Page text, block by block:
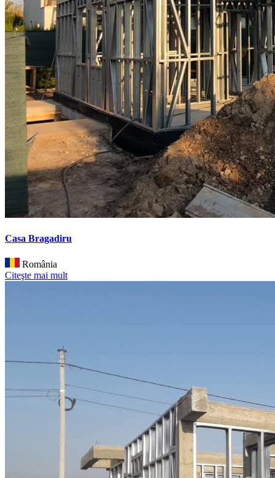
Casa Bragadiru
România
Citeşte mai mult